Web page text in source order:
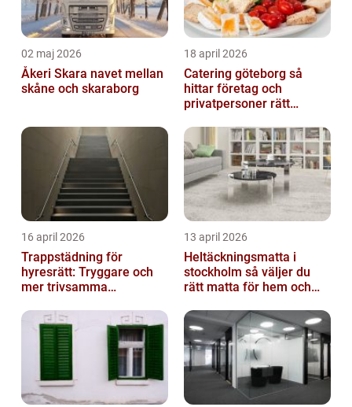
02 maj 2026
Åkeri Skara navet mellan
skåne och skaraborg
18 april 2026
Catering göteborg så
hittar företag och
privatpersoner rätt
16 april 2026
Trappstädning för
hyresrätt: Tryggare och
mer trivsamma
13 april 2026
Heltäckningsmatta i
stockholm så väljer du
rätt matta för hem och